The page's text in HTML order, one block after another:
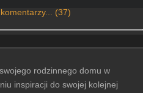
(37)
rodzinnego domu w
inspiracji do swojej kolejnej